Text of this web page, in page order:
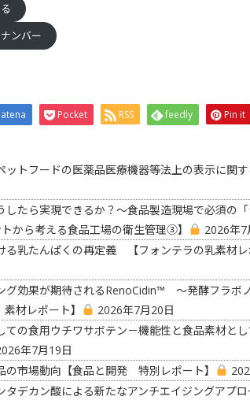
ンバー
Pocket RSS feedly Pin it
ットフードの医薬品医療機器等法上の表示に関
たら実現できるか？〜食品製造現場で必須の
から考える食品工場の衛生管理③】
2026年7
る乳たんぱくの再定義 【フォンテラの乳素材
グ効果が期待されるRenoCidin™ ～発酵フラボ
材レポート】
2026年7月20日
の食用ウチワサボテン－機能性と食品素材と
年7月19日
の市場動向【食品と開発 特別レポート】
デカン酸による新たなアンチエイジングアプロ